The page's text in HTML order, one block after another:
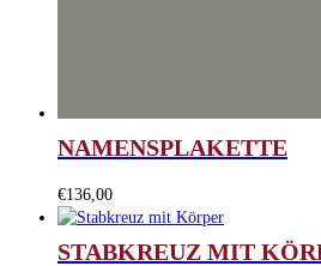
NAMENSPLAKETTE
€136,00
STABKREUZ MIT